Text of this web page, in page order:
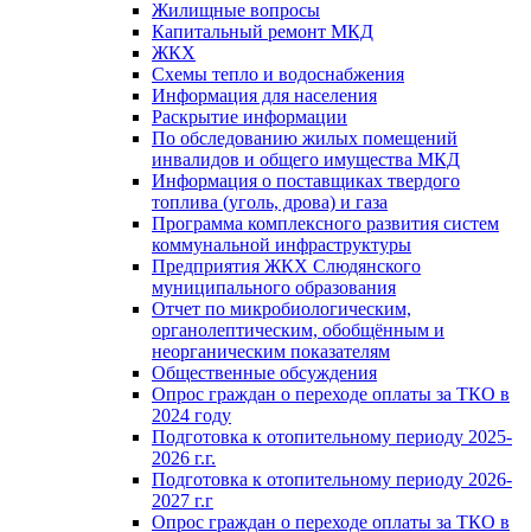
Жилищные вопросы
Капитальный ремонт МКД
ЖКХ
Схемы тепло и водоснабжения
Информация для населения
Раскрытие информации
По обследованию жилых помещений
инвалидов и общего имущества МКД
Информация о поставщиках твердого
топлива (уголь, дрова) и газа
Программа комплексного развития систем
коммунальной инфраструктуры
Предприятия ЖКХ Слюдянского
муниципального образования
Отчет по микробиологическим,
органолептическим, обобщённым и
неорганическим показателям
Общественные обсуждения
Опрос граждан о переходе оплаты за ТКО в
2024 году
Подготовка к отопительному периоду 2025-
2026 г.г.
Подготовка к отопительному периоду 2026-
2027 г.г
Опрос граждан о переходе оплаты за ТКО в